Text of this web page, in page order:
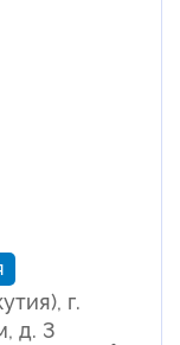
г.
д. 3